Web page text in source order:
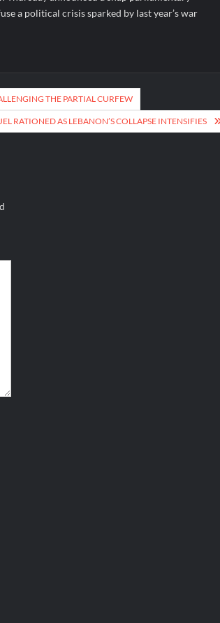
a political crisis sparked by last year’s war
THE PARTIAL CURFEW
RATIONED AS LEBANON’S COLLAPSE INTENSIFIES